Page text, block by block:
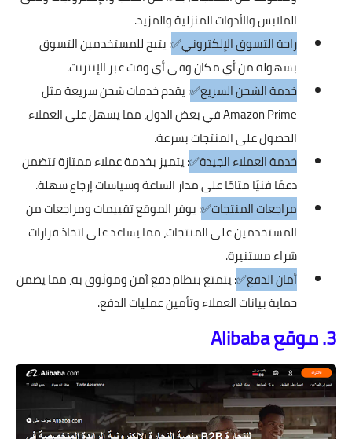
الملابس والأدوات المنزلية والمزيد.
راحة التسوق الإلكتروني✅: يتيح للمستخدمين التسوق
بسهولة من أي مكان وفي أي وقت عبر الإنترنت.
خدمة الشحن السريع✅: يقدم خدمات شحن سريعة مثل
Amazon Prime في بعض الدول، مما يسهل على العملاء
الحصول على المنتجات بسرعة.
خدمة العملاء الجيدة✅: يتميز بخدمة عملاء ممتازة تتضمن
دعمًا فنيًا متاحًا على مدار الساعة وسياسات إرجاع سهلة.
مراجعات المنتجات✅: يوفر الموقع تقييمات ومراجعات من
المستخدمين على المنتجات، مما يساعد على اتخاذ قرارات
شراء مستنيرة.
أمان الدفع✅: يتمتع بنظام دفع آمن وموثوق به، مما يضمن
حماية بيانات العملاء وتأمين عمليات الدفع.
3. موقع Alibaba